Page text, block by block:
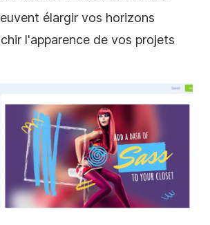
élargir vos horizons
l'apparence de vos projets